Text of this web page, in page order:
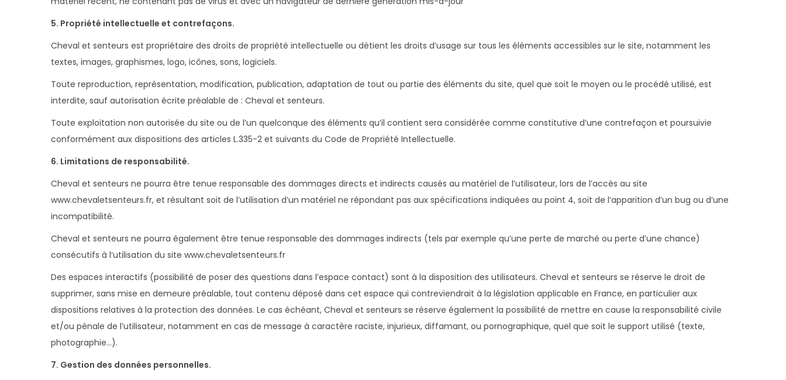
5. Propriété intellectuelle et contrefaçons.
Cheval et senteurs est propriétaire des droits de propriété intellectuelle ou détient les droits d’usage sur tous les éléments accessibles sur le site, notamment les
textes, images, graphismes, logo, icônes, sons, logiciels.
Toute reproduction, représentation, modification, publication, adaptation de tout ou partie des éléments du site, quel que soit le moyen ou le procédé utilisé, est
interdite, sauf autorisation écrite préalable de : Cheval et senteurs.
Toute exploitation non autorisée du site ou de l’un quelconque des éléments qu’il contient sera considérée comme constitutive d’une contrefaçon et poursuivie
conformément aux dispositions des articles L.335-2 et suivants du Code de Propriété Intellectuelle.
6. Limitations de responsabilité.
Cheval et senteurs ne pourra être tenue responsable des dommages directs et indirects causés au matériel de l’utilisateur, lors de l’accès au site
www.chevaletsenteurs.fr, et résultant soit de l’utilisation d’un matériel ne répondant pas aux spécifications indiquées au point 4, soit de l’apparition d’un bug ou d’une
incompatibilité.
Cheval et senteurs ne pourra également être tenue responsable des dommages indirects (tels par exemple qu’une perte de marché ou perte d’une chance)
consécutifs à l’utilisation du site www.chevaletsenteurs.fr
Des espaces interactifs (possibilité de poser des questions dans l’espace contact) sont à la disposition des utilisateurs. Cheval et senteurs se réserve le droit de
supprimer, sans mise en demeure préalable, tout contenu déposé dans cet espace qui contreviendrait à la législation applicable en France, en particulier aux
dispositions relatives à la protection des données. Le cas échéant, Cheval et senteurs se réserve également la possibilité de mettre en cause la responsabilité civile
et/ou pénale de l’utilisateur, notamment en cas de message à caractère raciste, injurieux, diffamant, ou pornographique, quel que soit le support utilisé (texte,
photographie…).
7. Gestion des données personnelles.